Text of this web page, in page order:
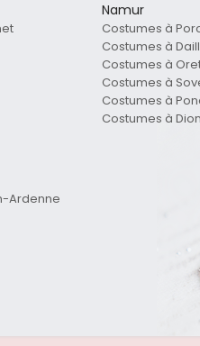
Namur
Costumes à
Costumes à
Costumes à
Costumes à
Costumes à
Costumes à Dion
Ardenne